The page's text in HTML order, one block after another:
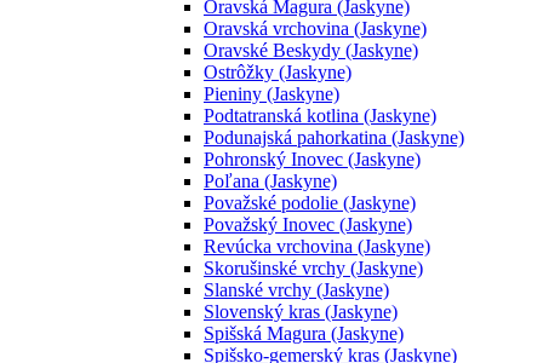
Oravská Magura (Jaskyne)
Oravská vrchovina (Jaskyne)
Oravské Beskydy (Jaskyne)
Ostrôžky (Jaskyne)
Pieniny (Jaskyne)
Podtatranská kotlina (Jaskyne)
Podunajská pahorkatina (Jaskyne)
Pohronský Inovec (Jaskyne)
Poľana (Jaskyne)
Považské podolie (Jaskyne)
Považský Inovec (Jaskyne)
Revúcka vrchovina (Jaskyne)
Skorušinské vrchy (Jaskyne)
Slanské vrchy (Jaskyne)
Slovenský kras (Jaskyne)
Spišská Magura (Jaskyne)
Spišsko-gemerský kras (Jaskyne)